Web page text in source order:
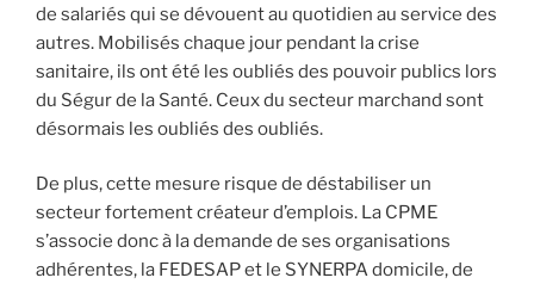
de salariés qui se dévouent au quotidien au service des
autres. Mobilisés chaque jour pendant la crise
sanitaire, ils ont été les oubliés des pouvoir publics lors
du Ségur de la Santé. Ceux du secteur marchand sont
désormais les oubliés des oubliés.
De plus, cette mesure risque de déstabiliser un
secteur fortement créateur d’emplois. La CPME
s’associe donc à la demande de ses organisations
adhérentes, la FEDESAP et le SYNERPA domicile, de